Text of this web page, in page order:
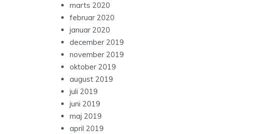
marts 2020
februar 2020
januar 2020
december 2019
november 2019
oktober 2019
august 2019
juli 2019
juni 2019
maj 2019
april 2019